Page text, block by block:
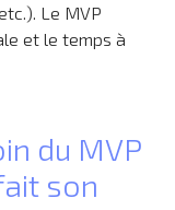
Le MVP
et le temps à
du MVP
son